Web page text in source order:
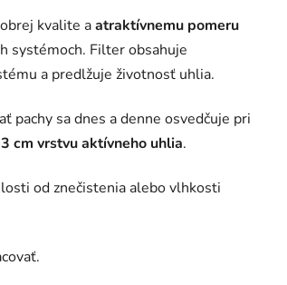
kvalite aatraktívnemu pomeru
systémoch. Filter obsahuje
a predlžuje životnosť uhlia.
pachy sa dnes a denne osvedčuje pri
3 cm vrstvu aktívneho uhlia.
od znečistenia alebo vlhkosti